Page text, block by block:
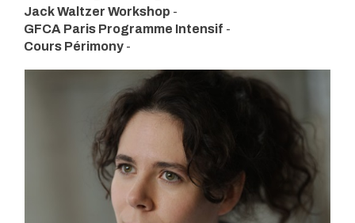
Jack Waltzer Workshop -
GFCA Paris Programme Intensif -
Cours Périmony -